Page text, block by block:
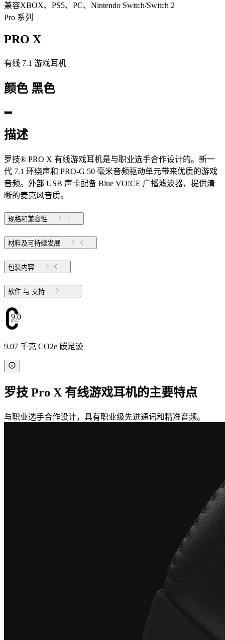
兼容XBOX、PS5、PC、Nintendo Switch/Switch 2
Pro 系列
PRO X
有线 7.1 游戏耳机
颜色 黑色
描述
罗技® PRO X 有线游戏耳机是与职业选手合作设计的。新一
代 7.1 环绕声和 PRO-G 50 毫米音频驱动单元带来优质的游戏
音频。外部 USB 声卡配备 Blue VO!CE 广播滤波器，提供清
晰的麦克风音质。
规格和兼容性
材料及可持续发展
包装内容
软件 与 支持
9.07
9.07 千克 CO2e 碳足迹
罗技 Pro X 有线游戏耳机的主要特点
与职业选手合作设计，具有职业级先进通讯和精准音频。